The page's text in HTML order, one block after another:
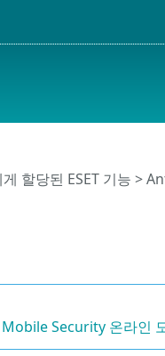
할당된 ESET 기능 >
Mobile Security 온라인